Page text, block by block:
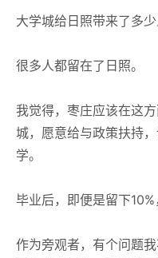
大学城给日照带来了多少
很多人都留在了日照。
我觉得，枣庄应该在这
城，愿意给与政策扶持
学。
毕业后，即便是留下10%
作为旁观者，有个问题